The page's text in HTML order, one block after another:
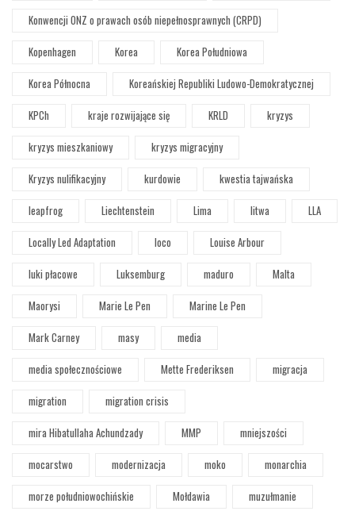
Konwencji ONZ o prawach osób niepełnosprawnych (CRPD)
Kopenhagen
Korea
Korea Południowa
Korea Północna
Koreańskiej Republiki Ludowo-Demokratycznej
KPCh
kraje rozwijające się KRLD
kryzys
kryzys mieszkaniowy
kryzys migracyjny
Kryzys nulifikacyjny
kurdowie
kwestia tajwańska
leapfrog
Liechtenstein Lima litwa
LLA
Locally Led Adaptation
loco
Louise Arbour
luki płacowe
Luksemburg maduro
Malta
Maorysi
Marie Le Pen
Marine Le Pen
Mark Carney
masy
media
media społecznościowe
Mette Frederiksen
migracja
migration
migration crisis
mira Hibatullaha Achundzady
MMP
mniejszości
mocarstwo
modernizacja moko
monarchia
morze południowochińskie
Mołdawia
muzułmanie